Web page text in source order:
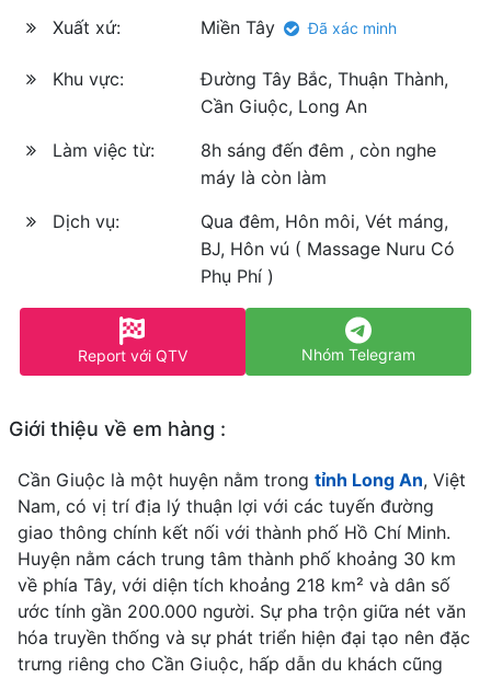
Xuất xứ:
Miền Tây Đã xác minh
Khu vực:
Đường Tây Bắc, Thuận Thành,
Cần Giuộc, Long An
Làm việc từ:
8h sáng đến đêm , còn nghe
máy là còn làm
Dịch vụ:
Qua đêm, Hôn môi, Vét máng,
BJ, Hôn vú ( Massage Nuru Có
Phụ Phí )
Report với QTV Nhóm Telegram
Giới thiệu về em hàng :
Cần Giuộc là một huyện nằm trong tỉnh Long An, Việt
Nam, có vị trí địa lý thuận lợi với các tuyến đường
giao thông chính kết nối với thành phố Hồ Chí Minh.
Huyện nằm cách trung tâm thành phố khoảng 30 km
về phía Tây, với diện tích khoảng 218 km² và dân số
ước tính gần 200.000 người. Sự pha trộn giữa nét văn
hóa truyền thống và sự phát triển hiện đại tạo nên đặc
trưng riêng cho Cần Giuộc, hấp dẫn du khách cũng